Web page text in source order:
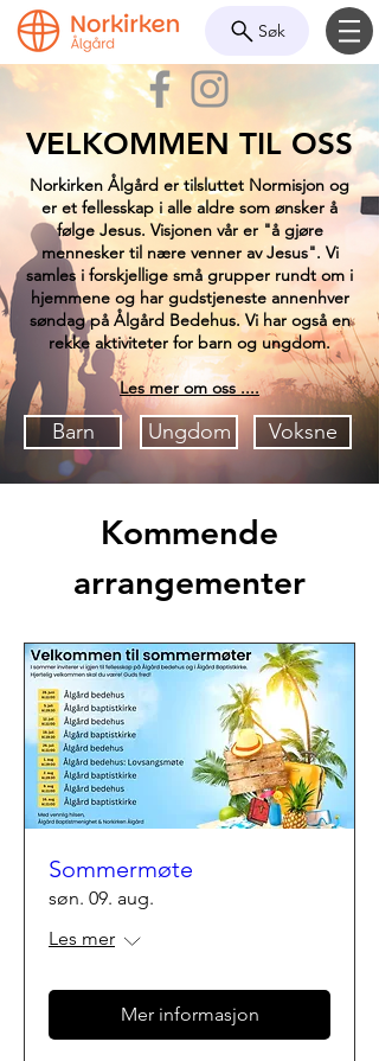
Søk
VELKOMMEN TIL OSS
Norkirken Ålgård er tilsluttet Normisjon og
er et fellesskap i alle aldre som ønsker å
følge Jesus. Visjonen vår er "å gjøre
mennesker til nære venner av Jesus". Vi
samles i forskjellige små grupper rundt om i
hjemmene og har gudstjeneste annenhver
søndag på Ålgård Bedehus. Vi har også en
rekke aktiviteter for barn og ungdom.
Les mer om oss ....
Barn Ungdom Voksne
Kommende
arrangementer
Sommermøte
søn. 09. aug.
Les mer
Mer informasjon